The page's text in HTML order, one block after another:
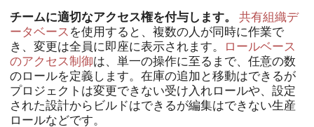
チームに適切なアクセス権を付与します。
共有組織デ
ータベース を使用すると、複数の人が同時に作業で
き、変更は全員に即座に表示されます。
ロールベース
のアクセス制御は、単一の操作に至るまで、任意の数
のロールを定義します。在庫の追加と移動はできるが
プロジェクトは変更できない受け入れロールや、設定
された設計からビルドはできるが編集はできない生産
ロールなどです。